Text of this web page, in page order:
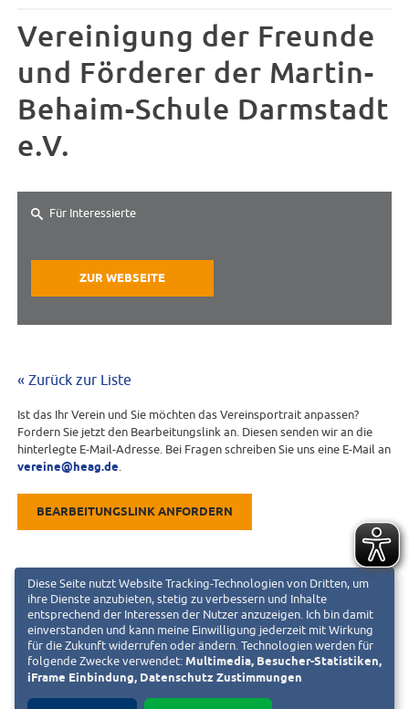
Vereinigung der Freunde
und Förderer der Martin-
Behaim-Schule Darmstadt
e.V.
Für Interessierte
ZUR WEBSEITE
« Zurück zur Liste
Ist das Ihr Verein und Sie möchten das Vereinsportrait anpassen?
Fordern Sie jetzt den Bearbeitungslink an. Diesen senden wir an die
hinterlegte E-Mail-Adresse. Bei Fragen schreiben Sie uns eine E-Mail an
vereine@heag.de.
BEARBEITUNGSLINK ANFORDERN
Diese Seite nutzt Website Tracking-Technologien von Dritten, um
ihre Dienste anzubieten, stetig zu verbessern und Inhalte
entsprechend der Interessen der Nutzer anzuzeigen. Ich bin damit
einverstanden und kann meine Einwilligung jederzeit mit Wirkung
für die Zukunft widerrufen oder ändern. Technologien werden für
folgende Zwecke verwendet: Multimedia, Besucher-Statistiken,
iFrame Einbindung, Datenschutz Zustimmungen